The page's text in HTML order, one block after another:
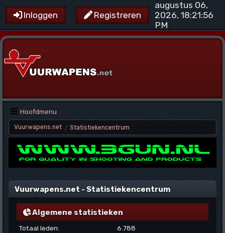
Inloggen Registreren
augustus 06,
2026, 18:21:56
PM
Hoofdmenu
Vuurwapens.net / Statistiekencentrum
Vuurwapens.net - Statistiekencentrum
Algemene statistieken
Totaal leden:
6.788